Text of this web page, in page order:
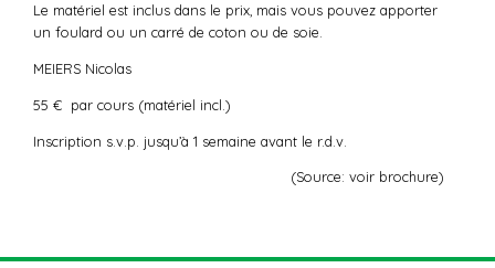
Le matériel est inclus dans le prix, mais vous pouvez apporter
un foulard ou un carré de coton ou de soie.
MEIERS Nicolas
55 € par cours (matériel incl.)
Inscription s.v.p. jusqu’à 1 semaine avant le r.d.v.
(Source: voir brochure)